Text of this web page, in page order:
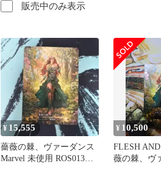
販売中のみ表示
¥ 15,555
薔薇の棘、ヴァーダンス
Marvel 未使用 ROS013
¥ 10,500
FLESH
薇の棘、ヴ